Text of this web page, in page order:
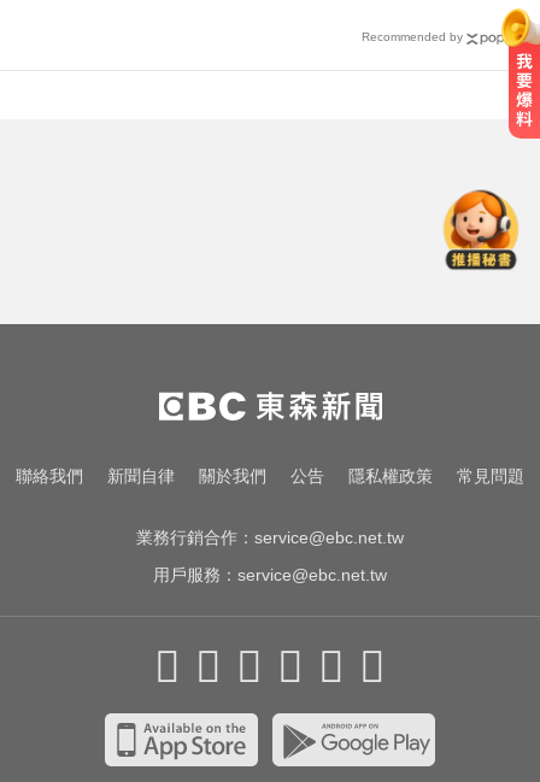
Recommended by
醫認定毒品意外
台指期夜盤狂飆736點 專家揭反彈
契機上看48000點
中職／中信兄弟折損2重砲！張志
聯絡我們 新聞自律 關於我們 公告 隱私權政策 常見問題
業務行銷合作： service@ebc.net.tw
用戶服務： service@ebc.net.tw